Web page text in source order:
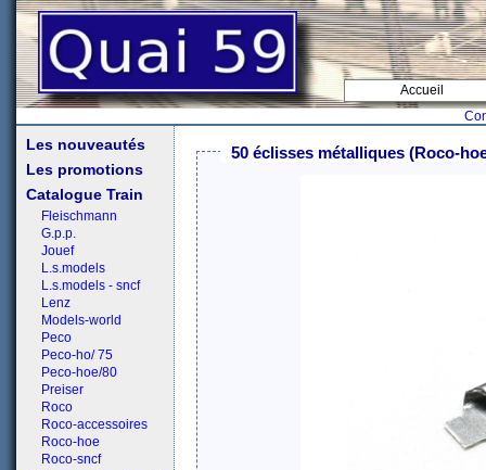
Accueil
Les nouveautés
Les promotions
Catalogue Train
Fleischmann
G.p.p.
Jouef
L.s.models
L.s.models - sncf
Lenz
Models-world
Peco
Peco-ho/ 75
Peco-hoe/80
Preiser
Roco
Roco-accessoires
Roco-hoe
Roco-sncf
50 éclisses métalliques (Roco-